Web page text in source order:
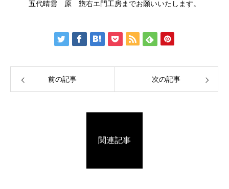
五代晴雲 原 惣右エ門工房までお願いいたします。
前の記事 次の記事
関連記事